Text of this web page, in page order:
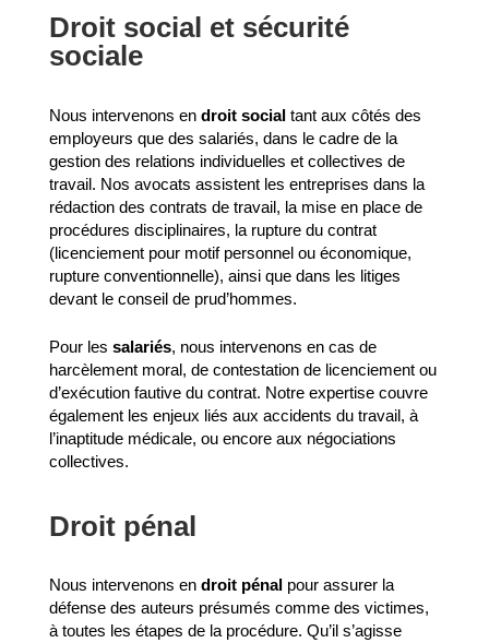
Droit social et sécurité
sociale
Nous intervenons en droit socialtant aux côtés des
employeurs que des salariés, dans le cadre de la
gestion des relations individuelles et collectives de
travail. Nos avocats assistent les entreprises dans la
rédaction des contrats de travail, la mise en place de
procédures disciplinaires, la rupture du contrat
(licenciement pour motif personnel ou économique,
rupture conventionnelle), ainsi que dans les litiges
devant le conseil de prud’hommes.
Pour les salariés, nous intervenons en cas de
harcèlement moral, de contestation de licenciement ou
d’exécution fautive du contrat. Notre expertise couvre
également les enjeux liés aux accidents du travail, à
l’inaptitude médicale, ou encore aux négociations
collectives.
Droit pénal
Nous intervenons en droit pénalpour assurer la
défense des auteurs présumés comme des victimes,
à toutes les étapes de la procédure. Qu’il s’agisse